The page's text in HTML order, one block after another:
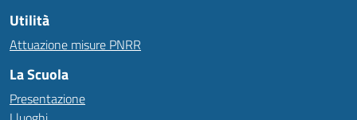
Utilità
Attuazione misure PNRR
La Scuola
Presentazione